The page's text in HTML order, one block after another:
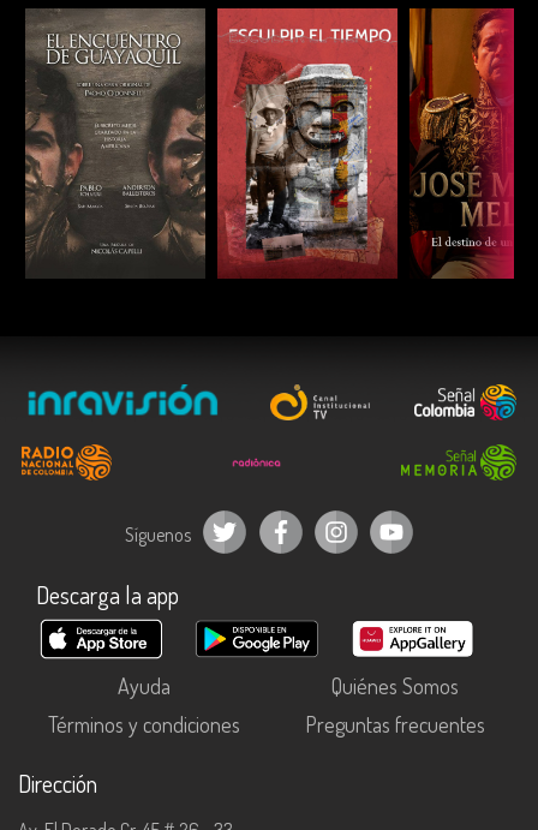
ESCUCHAR ESCUCHAR
Síguenos
Descarga la app
Ayuda
Quiénes Somos
Términos y condiciones
Preguntas frecuentes
Dirección